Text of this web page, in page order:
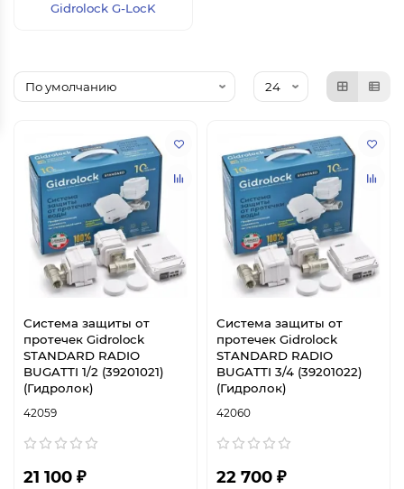
Gidrolock G-LocK
Система защиты от
протечек Gidrolock
STANDARD RADIO
BUGATTI 1/2 (39201021)
(Гидролок)
42059
21 100 ₽
Система защиты от
протечек Gidrolock
STANDARD RADIO
BUGATTI 3/4 (39201022)
(Гидролок)
42060
22 700 ₽